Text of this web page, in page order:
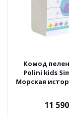
Комод
Polini kids
Морская
11 590